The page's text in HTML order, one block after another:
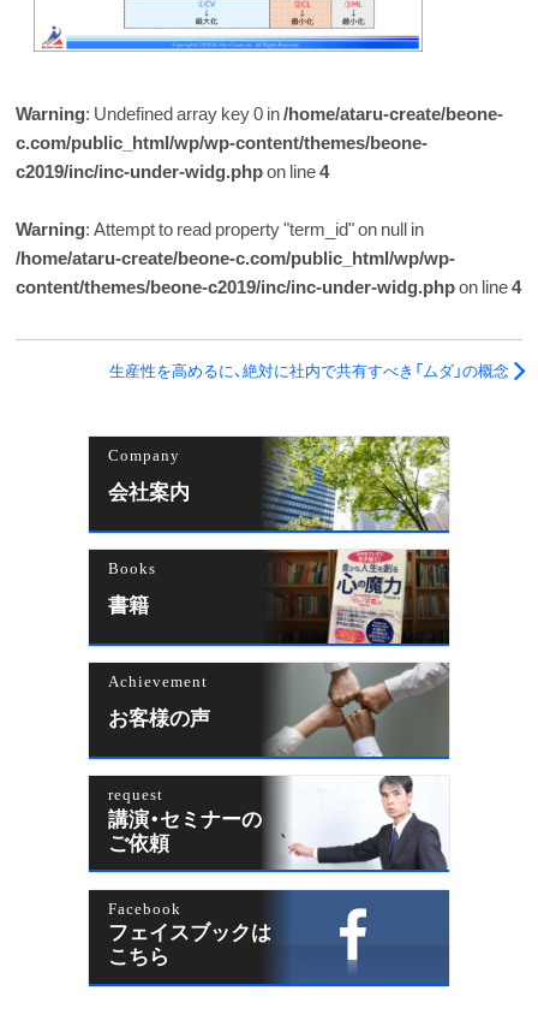
Warning: Undefined array key 0 in/home/ataru-create/beone-
c.com/public_html/wp/wp-content/themes/beone-
c2019/inc/inc-under-widg.phpon line4
Warning: Attempt to read property "term_id" on null in
/home/ataru-create/beone-c.com/public_html/wp/wp-
content/themes/beone-c2019/inc/inc-under-widg.phpon line4
生産性を高めるに、絶対に社内で共有すべき「ムダ」の概念
Company
会社案内
Books
書籍
Achievement
お客様の声
request
講演・セミナーの
ご依頼
Facebook
フェイスブックは
こちら